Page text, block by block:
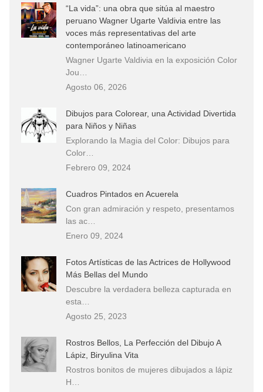
“La vida”: una obra que sitúa al maestro
peruano Wagner Ugarte Valdivia entre las
voces más representativas del arte
contemporáneo latinoamericano
Wagner Ugarte Valdivia en la exposición Color
Jou…
Agosto 06, 2026
Dibujos para Colorear, una Actividad Divertida
para Niños y Niñas
Explorando la Magia del Color: Dibujos para
Color…
Febrero 09, 2024
Cuadros Pintados en Acuerela
Con gran admiración y respeto, presentamos
las ac…
Enero 09, 2024
Fotos Artísticas de las Actrices de Hollywood
Más Bellas del Mundo
Descubre la verdadera belleza capturada en
esta…
Agosto 25, 2023
Rostros Bellos, La Perfección del Dibujo A
Lápiz, Biryulina Vita
Rostros bonitos de mujeres dibujados a lápiz
H…